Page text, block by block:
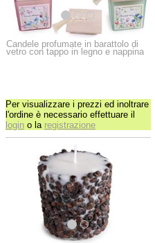
Candele profumate in barattolo di
vetro con tappo in legno e nappina
Per visualizzare i prezzi ed inoltrare
l'ordine è necessario effettuare il
login o la registrazione